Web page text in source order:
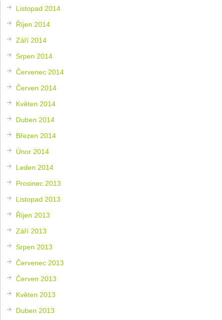
Listopad 2014
Říjen 2014
Září 2014
Srpen 2014
Červenec 2014
Červen 2014
Květen 2014
Duben 2014
Březen 2014
Únor 2014
Leden 2014
Prosinec 2013
Listopad 2013
Říjen 2013
Září 2013
Srpen 2013
Červenec 2013
Červen 2013
Květen 2013
Duben 2013